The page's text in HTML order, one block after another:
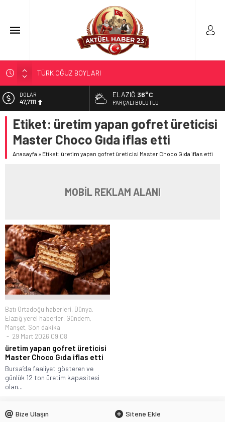
TÜRK OĞUZ BOYLARI
298 MİLYON DOLARLIK İHRACAT
ERDEM; ENTÜBE EDİLDİ…
ELAZIĞ’DA TEFECİLİK OPERASYONU
YRP’DEN, KARAYOLCULARA TEŞEKKÜR
DOLAR
47,7111
EURO
55,1881
ALTIN
6.660,55
ELAZIĞ 36°C
PARÇALI BULUTLU
Etiket: üretim yapan gofret üreticisi
Master Choco Gıda iflas etti
Anasayfa » Etiket: üretim yapan gofret üreticisi Master Choco Gıda iflas etti
MOBİL REKLAM ALANI
Batı Ortadoğu haberleri, Dünya,
Elazığ yerel haberler, Gündem,
Manşet, Son dakika
29 Mart 2026 09:08
üretim yapan gofret üreticisi
Master Choco Gıda iflas etti
Bursa’da faaliyet gösteren ve
günlük 12 ton üretim kapasitesi
olan...
Bize Ulaşın Sitene Ekle